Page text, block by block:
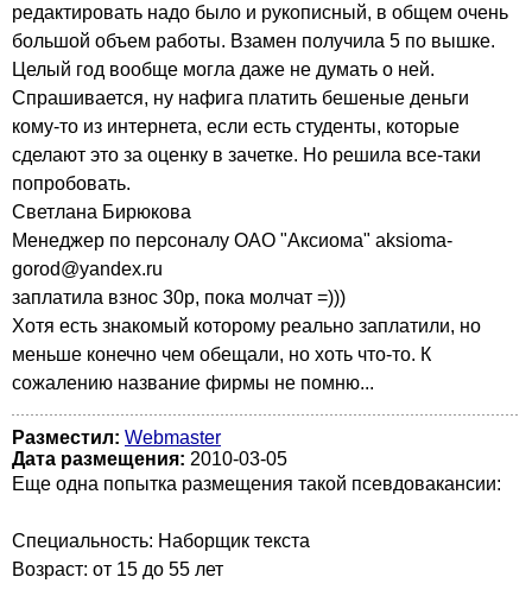
редактировать надо было и рукописный, в общем очень
большой объем работы. Взамен получила 5 по вышке.
Целый год вообще могла даже не думать о ней.
Спрашивается, ну нафига платить бешеные деньги
кому-то из интернета, если есть студенты, которые
сделают это за оценку в зачетке. Но решила все-таки
попробовать.
Светлана Бирюкова
Менеджер по персоналу ОАО "Аксиома" aksioma-
gorod@yandex.ru
заплатила взнос 30р, пока молчат =)))
Хотя есть знакомый которому реально заплатили, но
меньше конечно чем обещали, но хоть что-то. К
сожалению название фирмы не помню...
Разместил: Webmaster
Дата размещения: 2010-03-05
Еще одна попытка размещения такой псевдовакансии:
Специальность: Наборщик текста
Возраст: от 15 до 55 лет